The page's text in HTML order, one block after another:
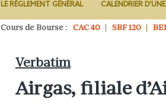
LE RÈGLEMENT GÉNÉRAL CALENDRIER
Cours de Bourse : CAC 40 SBF 120
Verbatim
Airgas, filiale